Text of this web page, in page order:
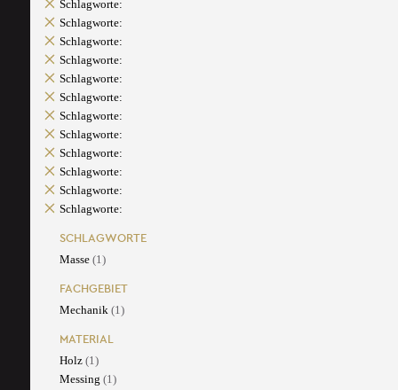
Schlagworte:
Schlagworte:
Schlagworte:
Schlagworte:
Schlagworte:
Schlagworte:
Schlagworte:
Schlagworte:
Schlagworte:
Schlagworte:
Schlagworte:
Schlagworte:
SCHLAGWORTE
Masse (1)
FACHGEBIET
Mechanik (1)
MATERIAL
Holz (1)
Messing (1)